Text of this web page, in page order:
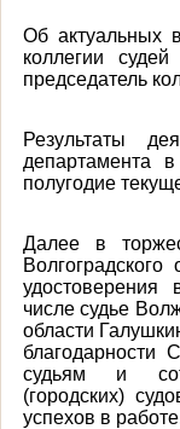
Об актуальных
коллегии судей
председатель
Результаты
департамента
полугодие
Далее в
числе судье
области
благодарности
судьям и
(городских)
успехов в